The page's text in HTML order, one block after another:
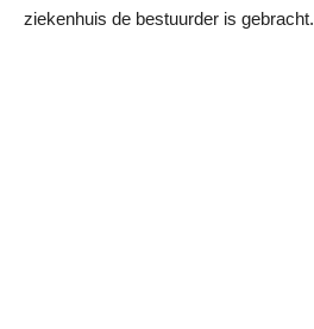
ziekenhuis de bestuurder is gebracht.